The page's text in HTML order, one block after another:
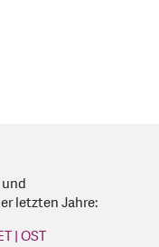
letzten Jahre:
| OST